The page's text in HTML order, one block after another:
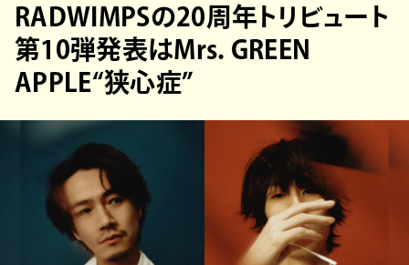
ZH
RADWIMPSの20周年トリビュート
第10弾発表はMrs. GREEN
APPLE“狭心症”